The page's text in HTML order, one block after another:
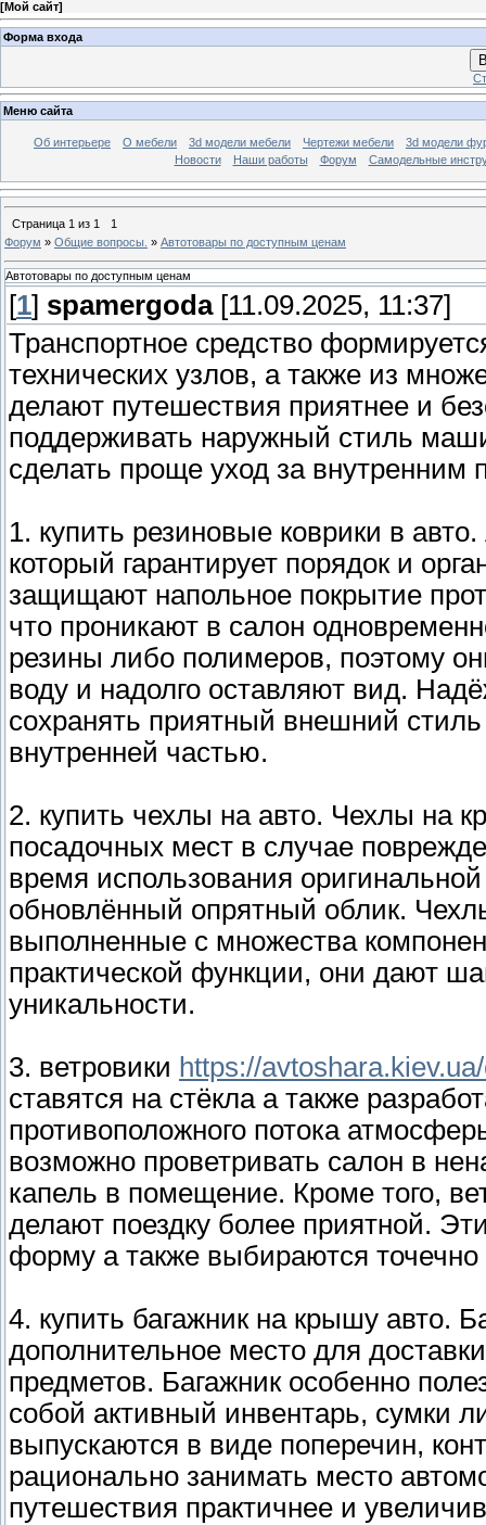
[Мой сайт]
Форма входа
Меню сайта
Об интерьере О мебели 3d модели мебели Чертежи мебели
3d модели
Новости
Наши работы Форум Самодельные
Страница 1 из 1
1
Форум » Общие вопросы. » Автотовары по доступным ценам
Автотовары по доступным ценам
[1] spamergoda[11.09.2025, 11:37]
Транспортное средство
технических узлов, а также из
делают путешествия приятнее и
поддерживать наружный стиль
сделать проще уход за внутренним
1. купить резиновые коврики в
который гарантирует порядок и
защищают напольное покрытие
что проникают в салон
резины либо полимеров, поэтому
воду и надолго оставляют вид.
сохранять приятный внешний
внутренней частью.
2. купить чехлы на авто. Чехлы на
посадочных мест в случае
время использования
обновлённый опрятный облик.
выполненные с множества
практической функции, они дают
уникальности.
3. ветровики https://
ставятся на стёкла а также
противоположного потока
возможно проветривать салон в
капель в помещение. Кроме того,
делают поездку более приятной.
форму а также выбираются
4. купить багажник на крышу авто.
дополнительное место для
предметов. Багажник особенно
собой активный инвентарь, сумки
выпускаются в виде поперечин,
рационально занимать место
путешествия практичнее и